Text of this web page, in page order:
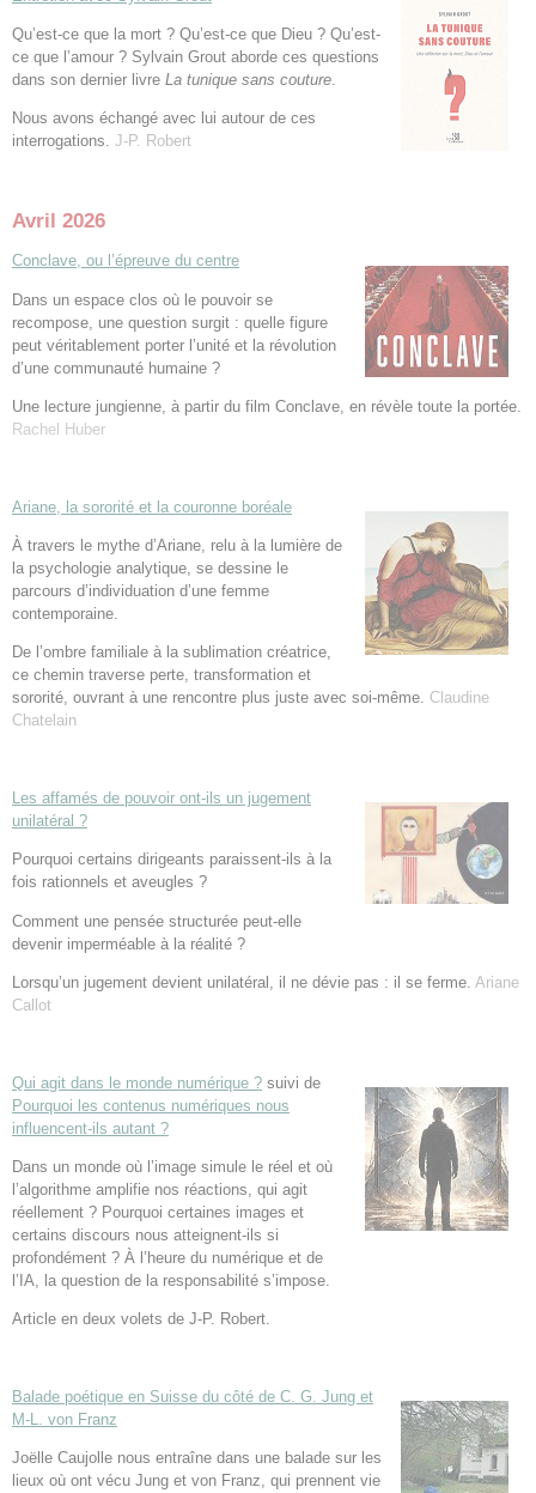
Qu’est-ce que la mort ? Qu’est-ce que Dieu ? Qu’est-
ce que l’amour ? Sylvain Grout aborde ces questions
dans son dernier livre La tunique sans couture
Nous avons échangé avec lui autour de ces
interrogations. J-P. Robert
Avril 2026
Conclave, ou l’épreuve du centre
Dans un espace clos où le pouvoir se
recompose, une question surgit : quelle figure
peut véritablement porter l’unité et la révolution
d’une communauté humaine ?
Une lecture jungienne, à partir du film Conclave, en révèle toute la portée.
Rachel Huber
Ariane, la sororité et la couronne boréale
À travers le mythe d’Ariane, relu à la lumière de
la psychologie analytique, se dessine le
parcours d’individuation d’une femme
contemporaine.
De l’ombre familiale à la sublimation créatrice,
ce chemin traverse perte, transformation et
sororité, ouvrant à une rencontre plus juste avec soi-même. Claudine
Chatelain
Les affamés de pouvoir ont-ils un jugement
unilatéral ?
Pourquoi certains dirigeants paraissent-ils à la
fois rationnels et aveugles ?
Comment une pensée structurée peut-elle
devenir imperméable à la réalité ?
Lorsqu’un jugement devient unilatéral, il ne dévie pas : il se ferme. Ariane
Callot
Qui agit dans le monde numérique ? suivi de
Pourquoi les contenus numériques nous
influencent-ils autant ?
Dans un monde où l’image simule le réel et où
l’algorithme amplifie nos réactions, qui agit
réellement ? Pourquoi certaines images et
certains discours nous atteignent-ils si
profondément ? À l’heure du numérique et de
l’IA, la question de la responsabilité s’impose.
Article en deux volets de J-P. Robert.
Balade poétique en Suisse du côté de C. G. Jung et
M-L. von Franz
Joëlle Caujolle nous entraîne dans une balade sur les
lieux où ont vécu Jung et von Franz, qui prennent vie